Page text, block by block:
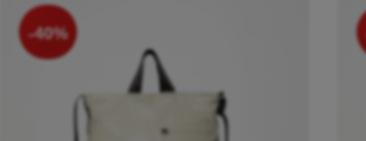
-40%